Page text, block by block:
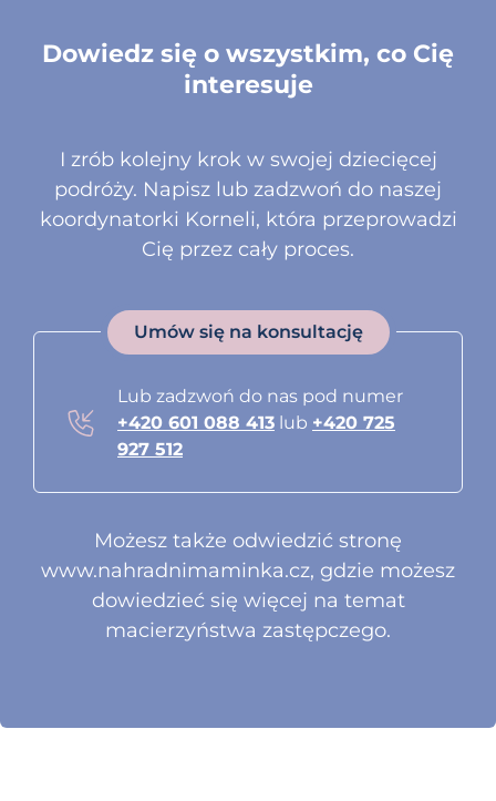
Dowiedz się o wszystkim, co Cię
interesuje
I zrób kolejny krok w swojej dziecięcej
podróży. Napisz lub zadzwoń do naszej
koordynatorki Korneli, która przeprowadzi
Cię przez cały proces.
Umów się na konsultację
Lub zadzwoń do nas pod numer
+420 601 088 413 lub +420 725
927 512
Możesz także odwiedzić stronę
www.nahradnimaminka.cz, gdzie możesz
dowiedzieć się więcej na temat
macierzyństwa zastępczego.